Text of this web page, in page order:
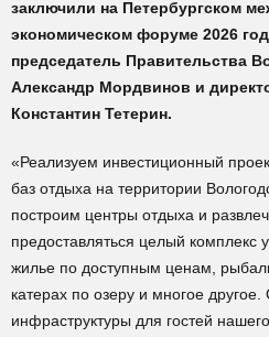
заключили на Петербургском
экономическом форуме 2026
председатель Правительства
Александр Мордвинов и
Константин Тетерин.
«Реализуем инвестиционный
баз отдыха на территории
построим центры отдыха и
предоставляться целый комплекс
жилье по доступным ценам,
катерах по озеру и многое другое.
инфраструктуры для гостей